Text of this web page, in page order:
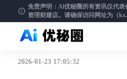
免责声明：Al优秘圈所有资讯仅代
资理财建议。请确保访问网址为（
2026-01-23 17:05:32